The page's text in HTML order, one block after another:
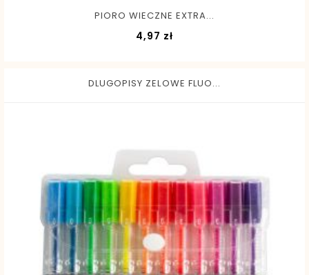
PIORO WIECZNE EXTRA...
4,97 złCena
DLUGOPISY ZELOWE FLUO...